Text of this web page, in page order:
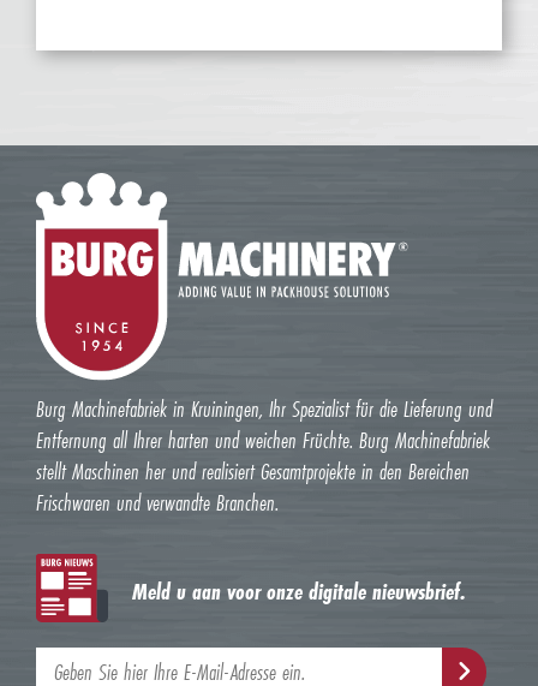
Burg Machinefabriek in Kruiningen, Ihr Spezialist für die Lieferung und
Entfernung all Ihrer harten und weichen Früchte. Burg Machinefabriek
stellt Maschinen her und realisiert Gesamtprojekte in den Bereichen
Frischwaren und verwandte Branchen.
Meld u aan voor onze digitale nieuwsbrief.